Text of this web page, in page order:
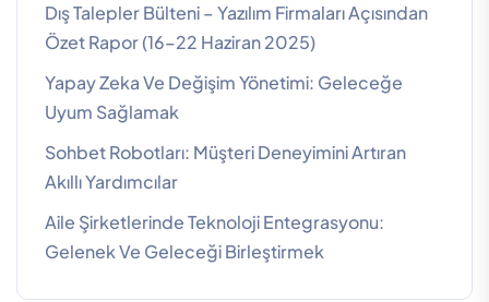
Dış Talepler Bülteni – Yazılım Firmaları Açısından
Özet Rapor (16–22 Haziran 2025)
Yapay Zeka Ve Değişim Yönetimi: Geleceğe
Uyum Sağlamak
Sohbet Robotları: Müşteri Deneyimini Artıran
Akıllı Yardımcılar
Aile Şirketlerinde Teknoloji Entegrasyonu:
Gelenek Ve Geleceği Birleştirmek